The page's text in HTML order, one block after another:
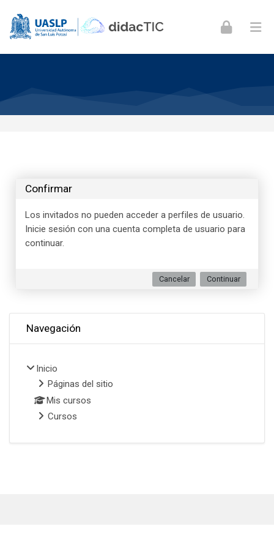
Confirmar
Los invitados no pueden acceder a perfiles de usuario.
Inicie sesión con una cuenta completa de usuario para
continuar.
Cancelar Continuar
Navegación
Inicio
Páginas del sitio
Mis cursos
Cursos